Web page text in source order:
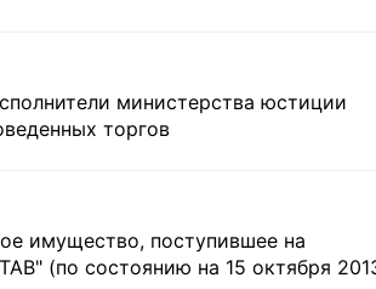
министерства юстиции
торгов
имущество, поступившее на
(по состоянию на 15 октября